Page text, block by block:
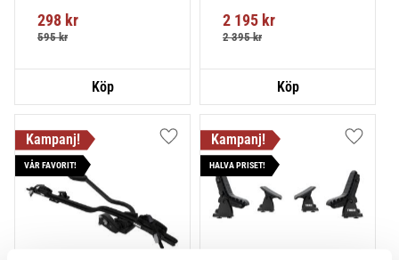
montering på din bil.
298 kr
595kr
2 195 kr
2 395kr
VÅR FAVORIT!
Lägg till i favoriter
HALVA PRISET!
Lägg